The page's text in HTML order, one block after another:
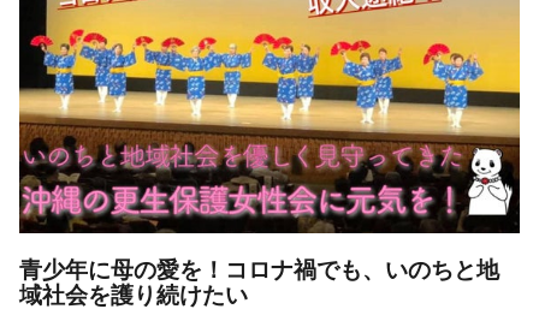
青少年に母の愛を！コロナ禍でも、いのちと地
域社会を護り続けたい